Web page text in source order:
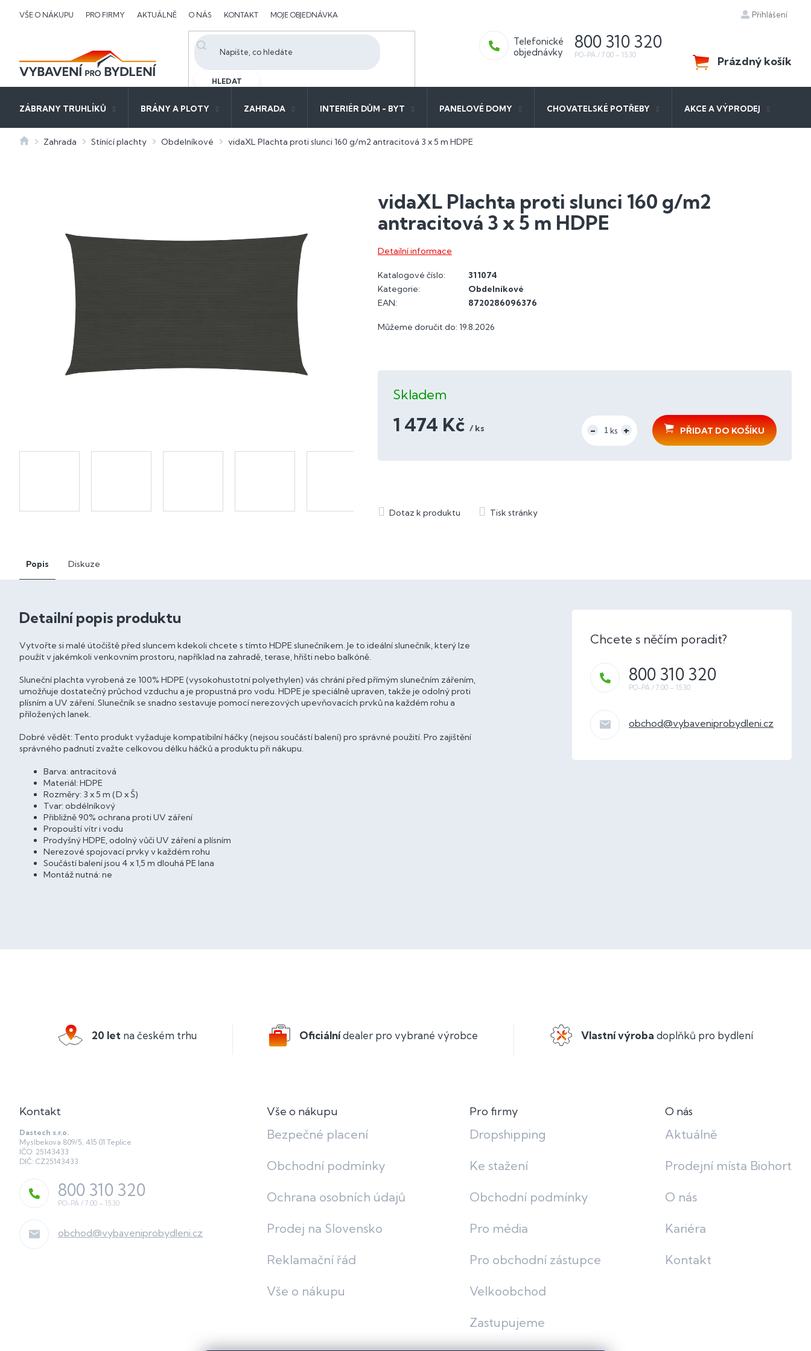
VŠE O NÁKUPU PRO FIRMY AKTUÁLNĚ O NÁS KONTAKT MOJE OBJEDNÁVKA Přihlášení
HLEDAT
800 310 320
NÁKUPNÍ
KOŠÍK
Prázdný košík
ZÁBRANY TRUHLÍKŮ BRÁNY A PLOTY ZAHRADA INTERIÉR DŮM - BYT PANELOVÉ DOMY CHOVATELSKÉ POTŘEBY AKCE A VÝPRODEJ
DomůZahrada Stínící plachty Obdelníkové vidaXL Plachta proti slunci 160 g/m2 antracitová 3 x 5 m HDPE
vidaXL Plachta proti slunci 160 g/m2
antracitová 3 x 5 m HDPE
Můžeme doručit do: 19.8.2026
Skladem
1 474 Kč / ks
PŘIDAT DO KOŠÍKU
Detailní informace
Katalogové číslo:
311074
Kategorie:
Obdelníkové
EAN: 8720286096376
Popis Diskuze
Detailní popis produktu
Vytvořte si malé útočiště před sluncem kdekoli chcete s tímto HDPE slunečníkem. Je to ideální slunečník, který lze
použít v jakémkoli venkovním prostoru, například na zahradě, terase, hřišti nebo balkóně.
Sluneční plachta vyrobená ze 100% HDPE (vysokohustotní polyethylen) vás chrání před přímým slunečním zářením,
umožňuje dostatečný průchod vzduchu a je propustná pro vodu. HDPE je speciálně upraven, takže je odolný proti
plísním a UV záření. Slunečník se snadno sestavuje pomocí nerezových upevňovacích prvků na každém rohu a
přiložených lanek.
Dobré vědět: Tento produkt vyžaduje kompatibilní háčky (nejsou součástí balení) pro správné použití. Pro zajištění
správného padnutí zvažte celkovou délku háčků a produktu při nákupu.
Barva: antracitová
Materiál: HDPE
Rozměry: 3 x 5 m (D x Š)
Tvar: obdélníkový
Přibližně 90% ochrana proti UV záření
Propouští vítr i vodu
Prodyšný HDPE, odolný vůči UV záření a plísním
Nerezové spojovací prvky v každém rohu
Součástí balení jsou 4 x 1,5 m dlouhá PE lana
Montáž nutná: ne
obchod@vybaveniprobydleni.cz
800 310 320
20 let na českém trhu Oficiálnídealer pro vybrané výrobce Vlastní výroba doplňků pro bydlení
Kontakt
Dastech s.r.o.
Myslbekova 809/5, 415 01 Teplice
IČO: 25143433
DIČ: CZ25143433
obchod@vybaveniprobydleni.cz
800 310 320
Vše o nákupu
Bezpečné placení
Obchodní podmínky
Ochrana osobních údajů
Prodej na Slovensko
Reklamační řád
Vše o nákupu
Pro firmy
Dropshipping
Ke stažení
Obchodní podmínky
Pro média
Pro obchodní zástupce
Velkoobchod
Zastupujeme
O nás
Aktuálně
Prodejní místa Biohort
O nás
Kariéra
Kontakt